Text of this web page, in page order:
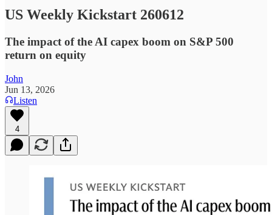
US Weekly Kickstart 260612
The impact of the AI capex boom on S&P 500
return on equity
John
Jun 13, 2026
Listen
4